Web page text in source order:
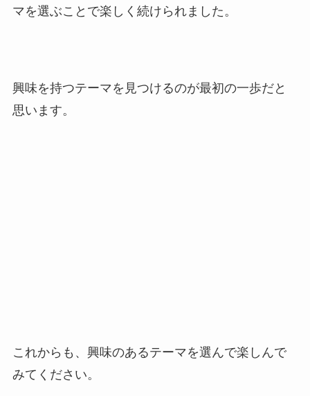
マを選ぶことで楽しく続けられました。
興味を持つテーマを見つけるのが最初の一歩だと
思います。
これからも、興味のあるテーマを選んで楽しんで
みてください。